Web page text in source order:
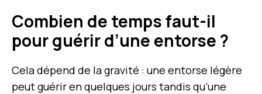
Combien de temps faut-il
pour guérir d’une entorse ?
Cela dépend de la gravité : une entorse légère
peut guérir en quelques jours tandis qu’une